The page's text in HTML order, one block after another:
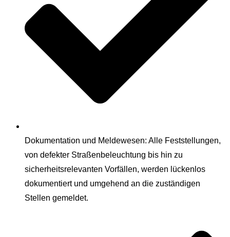
Dokumentation und Meldewesen: Alle Feststellungen,
von defekter Straßenbeleuchtung bis hin zu
sicherheitsrelevanten Vorfällen, werden lückenlos
dokumentiert und umgehend an die zuständigen
Stellen gemeldet.